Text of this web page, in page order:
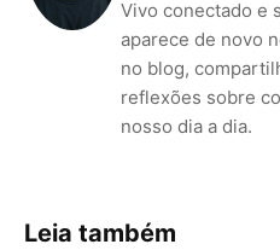
Vivo conectado e
aparece de novo
no blog,
reflexões sobre
nosso dia a dia.
Leia também